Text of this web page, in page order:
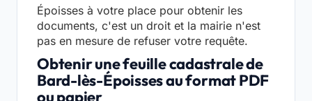
Époisses à votre place pour obtenir les
documents, c'est un droit et la mairie n'est
pas en mesure de refuser votre requête.
Obtenir une feuille cadastrale de
Bard-lès-Époisses au format PDF
ou papier